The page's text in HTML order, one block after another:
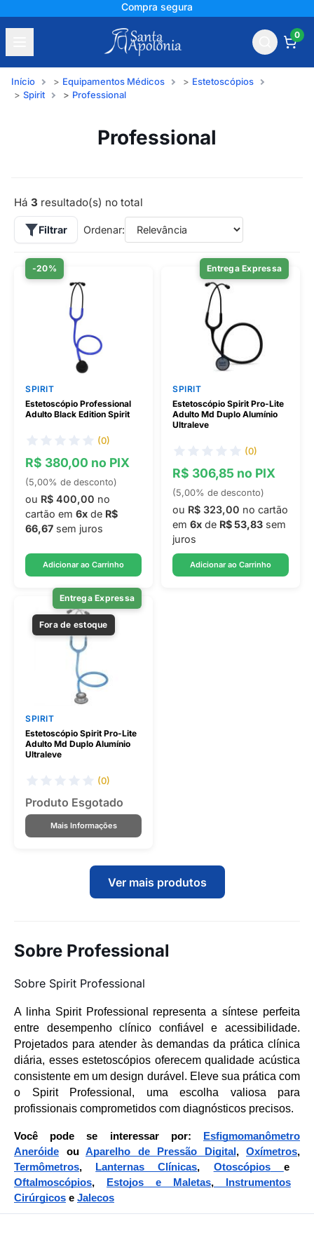
Compra segura
0
Início Equipamentos Médicos
Estetoscópios
Spirit
Professional
Professional
Há 3 resultado(s) no total
Filtrar Ordenar:
-20%
SPIRIT
Estetoscópio Professional
Adulto Black Edition Spirit
(0)
R$ 380,00 no PIX
(5,00% de desconto)
ou R$ 400,00 no
cartão em 6x de R$
66,67 sem juros
Adicionar ao Carrinho
Entrega Expressa
SPIRIT
Estetoscópio Spirit Pro-Lite
Adulto Md Duplo Alumínio
Ultraleve
(0)
R$ 306,85 no PIX
(5,00% de desconto)
ou R$ 323,00 no cartão
em 6x de R$ 53,83 sem
juros
Adicionar ao Carrinho
Entrega Expressa
Fora de estoque
SPIRIT
Estetoscópio Spirit Pro-Lite
Adulto Md Duplo Alumínio
Ultraleve
(0)
Produto Esgotado
Mais Informações
Ver mais produtos
Sobre Professional
Sobre Spirit Professional
A linha Spirit Professional representa a síntese perfeita
entre desempenho clínico confiável e acessibilidade.
Projetados para atender às demandas da prática clínica
diária, esses estetoscópios oferecem qualidade acústica
consistente em um design durável. Eleve sua prática com
o Spirit Professional, uma escolha valiosa para
profissionais comprometidos com diagnósticos precisos.
Você pode se interessar por:
Esfigmomanômetro
Aneróide ou Aparelho de Pressão Digital , Oxímetros,
Termômetros, Lanternas Clínicas, Otoscópios
e
Oftalmoscópios, Estojos e Maletas, Instrumentos
Cirúrgicos e Jalecos